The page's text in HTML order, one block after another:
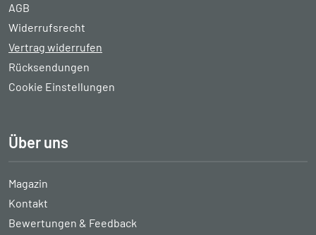
AGB
Widerrufsrecht
Vertrag widerrufen
Rücksendungen
Cookie Einstellungen
Über uns
Magazin
Kontakt
Bewertungen & Feedback